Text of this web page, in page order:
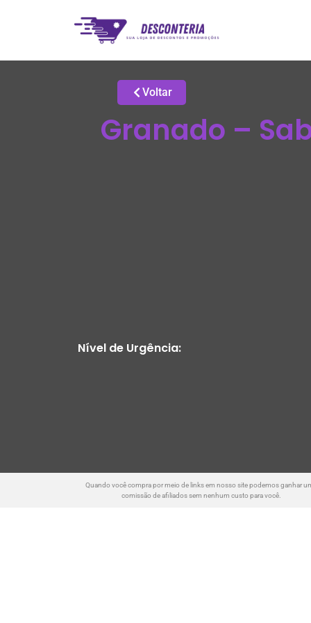
Voltar
Granado –
Nível de Urgência:
Quando você compra por meio de links em nosso site podemos ganhar
comissão de afiliados sem nenhum custo para você.